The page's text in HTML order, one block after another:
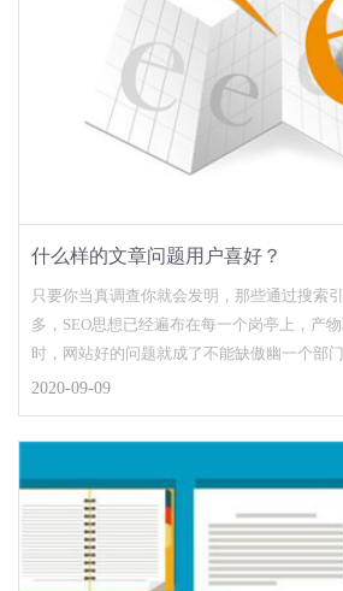
什么样的文章问题用户喜好？
只要你当真调查你就会发明，那些通过搜索
多，SEO思想已经遍布在每一个岗亭上，产
时，网站好的问题就成了不能缺傲幽一个部
章的时辰，留意问题...
2020-09-09